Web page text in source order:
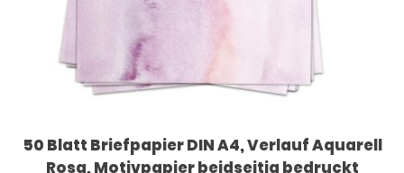
50 Blatt Briefpapier DIN A4, Verlauf Aquarell
Rosa, Motivpapier beidseitig bedruckt